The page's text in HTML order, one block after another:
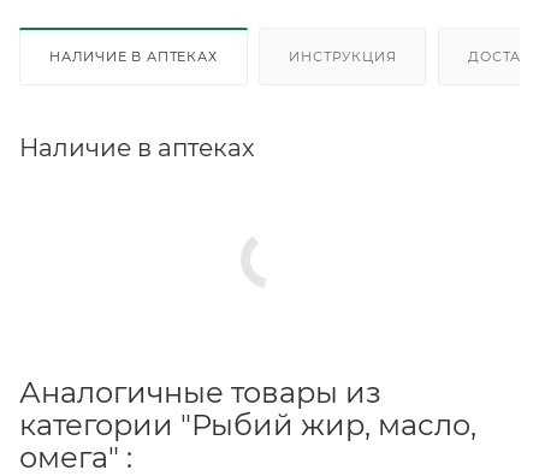
НАЛИЧИЕ В АПТЕКАХ ИНСТРУКЦИЯ
Наличие в аптеках
Аналогичные товары из
категории "Рыбий жир, масло,
омега" :